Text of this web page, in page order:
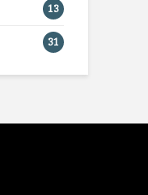
13
31